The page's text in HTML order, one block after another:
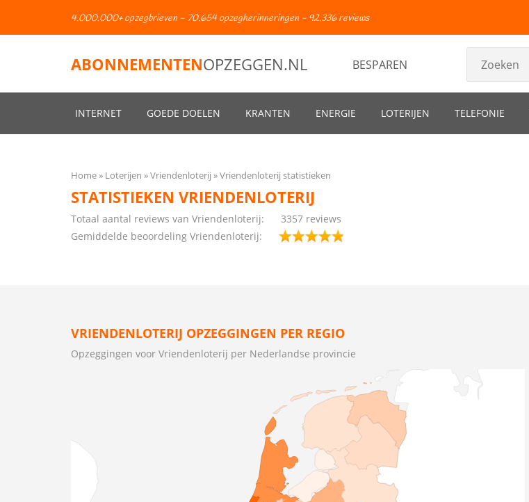
4.000.000+ opzegbrieven - 70.654 opzegherinneringen - 92.336 reviews
ABONNEMENTENOPZEGGEN.NL BESPAREN
INTERNET GOEDE DOELEN KRANTEN ENERGIE LOTERIJEN TELEFONIE
Home Loterijen Vriendenloterij Vriendenloterij statistieken
STATISTIEKEN VRIENDENLOTERIJ
Totaal aantal reviews van Vriendenloterij:
3357 reviews
Gemiddelde beoordeling Vriendenloterij:
VRIENDENLOTERIJ OPZEGGINGEN PER REGIO
Opzeggingen voor Vriendenloterij per Nederlandse provincie